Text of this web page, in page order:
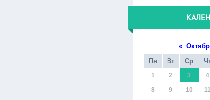
«
Пн
Вт Ср
1 2 3 4
8 9 10 11